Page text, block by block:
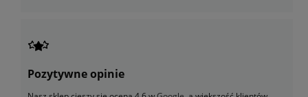
Pozytywne opinie